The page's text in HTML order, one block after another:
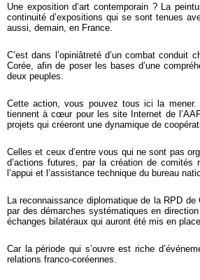
Une exposition d’art contemporain ? La
continuité d’expositions qui se sont tenues
aussi, demain, en France.
C’est dans l’opiniâtreté d’un combat conduit
Corée, afin de poser les bases d’une
deux peuples.
Cette action, vous pouvez tous ici la
tiennent à cœur pour les site Internet de
projets qui créeront une dynamique de
Celles et ceux d’entre vous qui ne sont pas
d’actions futures, par la création de
l’appui et l’assistance technique du bureau
La reconnaissance diplomatique de la RPD
par des démarches systématiques en
échanges bilatéraux qui auront été mis en
Car la période qui s’ouvre est riche
relations franco-coréennes.